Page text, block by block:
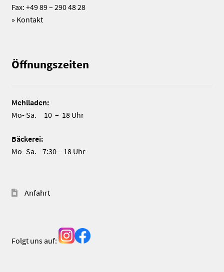
Fax: +49 89 – 290 48 28
» Kontakt
Öffnungszeiten
Mehlladen:
Mo- Sa. 10 – 18 Uhr
Bäckerei:
Mo- Sa. 7:30 – 18 Uhr
Anfahrt
Folgt uns auf: